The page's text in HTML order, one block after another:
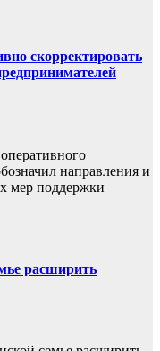
скорректировать
направления и
мер поддержки
расширить